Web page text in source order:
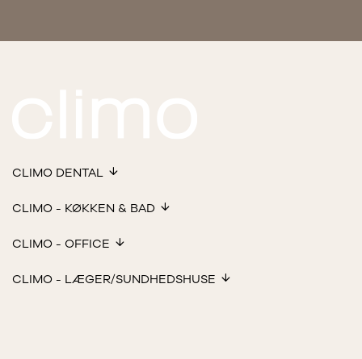
CLIMO DENTAL
CLIMO - KØKKEN & BAD
CLIMO - OFFICE
CLIMO - LÆGER/SUNDHEDSHUSE